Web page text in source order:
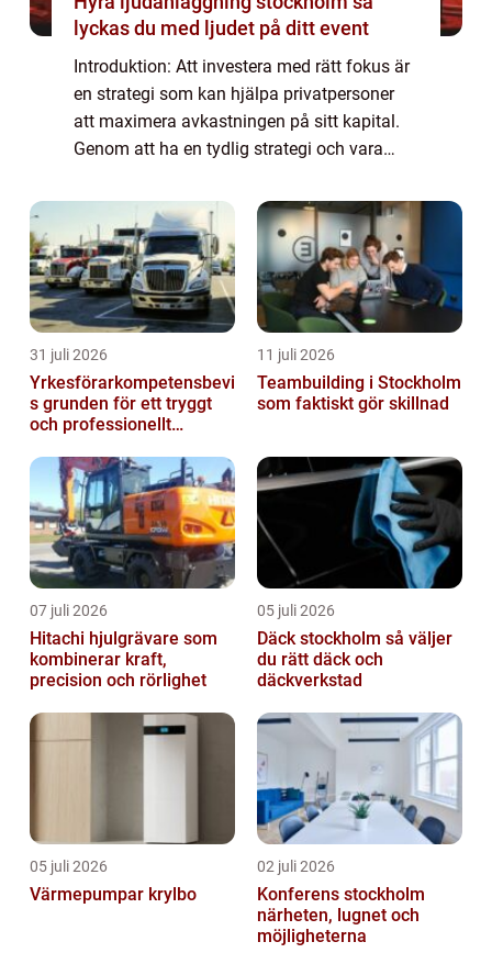
lyckas du med ljudet på ditt event
Introduktion: Att investera med rätt fokus är
en strategi som kan hjälpa privatpersoner
att maximera avkastningen på sitt kapital.
Genom att ha en tydlig strategi och vara
kan man öka sina möjligheter till fra...
31 juli 2026
Yrkesförarkompetensbevi
s grunden för ett tryggt
och professionellt
11 juli 2026
Teambuilding i Stockholm
som faktiskt gör skillnad
07 juli 2026
Hitachi hjulgrävare som
kombinerar kraft,
precision och rörlighet
05 juli 2026
Däck stockholm så väljer
du rätt däck och
däckverkstad
05 juli 2026
Värmepumpar krylbo
02 juli 2026
Konferens stockholm
närheten, lugnet och
möjligheterna